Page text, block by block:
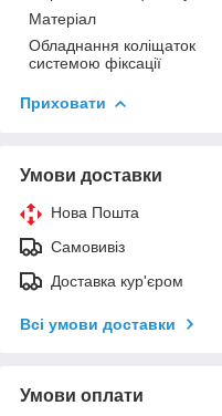
Матеріал
Обладнання коліщаток
системою фіксації
Приховати
Умови доставки
Нова Пошта
Самовивіз
Доставка кур'єром
Всі умови доставки
Умови оплати